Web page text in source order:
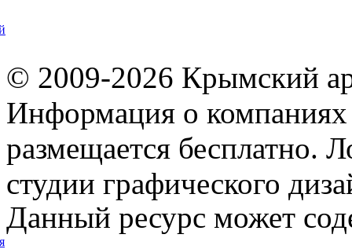
© 2009-2026 Крымский
Информация о компаниях
размещается бесплатно.
студии графического
Данный ресурс может